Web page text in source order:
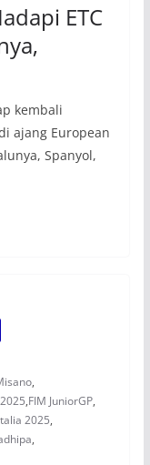
ETC
kembali
ajang European
Spanyol,
,
,FIM JuniorGP,
2025,
,